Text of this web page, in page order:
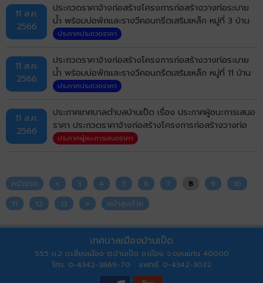
11 ส.ค.
2566
ประกวดราคาจ้างก่อสร้างโครงการก่อสร้างวางท่อระบาย
น้ำ พร้อมบ่อพักและรางวีคอนกรีตเสริมเหล็ก หมู่ที่ 3 บ้าน
เป็ด (จากตลาดนัดถึงบ่อพักค้ำคูณ) ตำบลบ้านเป็ด อำเภอ
อิเล็กทรอนิกส์ (e-bidding)
ประกาศประกวดราคา
11 ส.ค.
2566
ประกวดราคาจ้างก่อสร้างโครงการก่อสร้างวางท่อระบาย
น้ำ พร้อมบ่อพักและรางวีคอนกรีตเสริมเหล็ก หมู่ที่ 11 บ้าน
สันติสุข (ซอย 2) ตำบลบ้านเป็ด อำเภอเมืองขอนแก่น
bidding)
ประกาศประกวดราคา
11 ส.ค.
2566
ประกาศเทศบาลตำบลบ้านเป็ด เรื่อง ประกาศผู้ชนะการเสนอ
ราคา ประกวดราคาจ้างก่อสร้างโครงการก่อสร้างวางท่อ
ระบายน้ำ พร้อมบ่อพักและรางวีคอนกรีตเสริมเหล็ก หมู่ที่
ประกาศผู้ชนะการเสนอราคา
หน้าแรก < 3 4 5 6 7 8 9
10
11
12 13 > หน้าสุดท้าย
เทศบาลเมืองบ้านเป็ด
555 ม.2 ถ.เลี่ยงเมือง ต.บ้านเป็ด อ.เมือง จ.ขอนแก่น 40000
โทร. 0-4342-3869-70 แฟกซ์. 0-4342-3032